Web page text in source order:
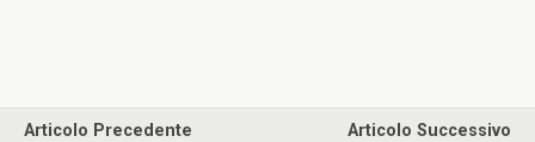
Articolo Precedente
Articolo Successivo